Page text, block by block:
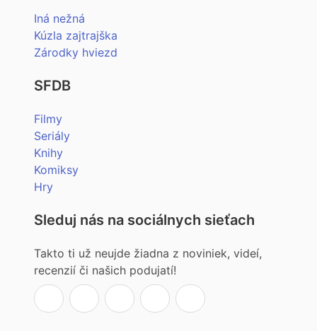
Iná nežná
Kúzla zajtrajška
Zárodky hviezd
SFDB
Filmy
Seriály
Knihy
Komiksy
Hry
Sleduj nás na sociálnych sieťach
Takto ti už neujde žiadna z noviniek, videí,
recenzií či našich podujatí!